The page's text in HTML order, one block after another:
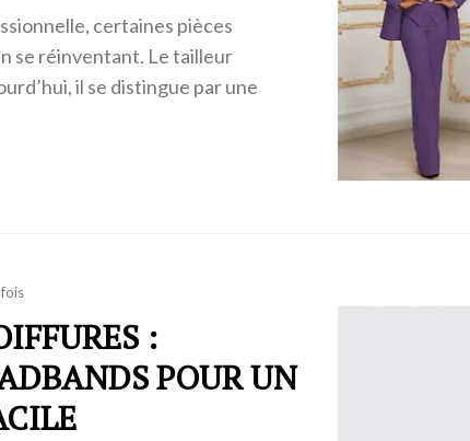
certaines pièces
se réinventant. Le tailleur
il se distingue par une
:
POUR UN